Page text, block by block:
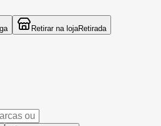
Retirar na lojaRetirada